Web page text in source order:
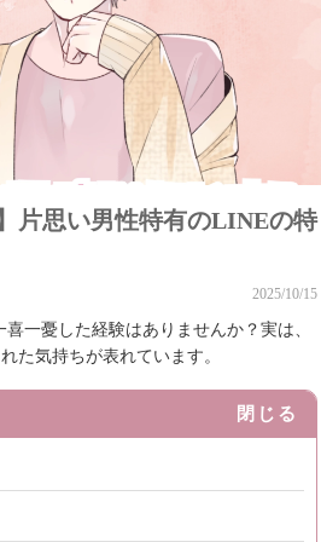
片思い男性特有のLINEの特
2025/10/15
一憂した経験はありませんか？実は、
た気持ちが表れています。
閉じる